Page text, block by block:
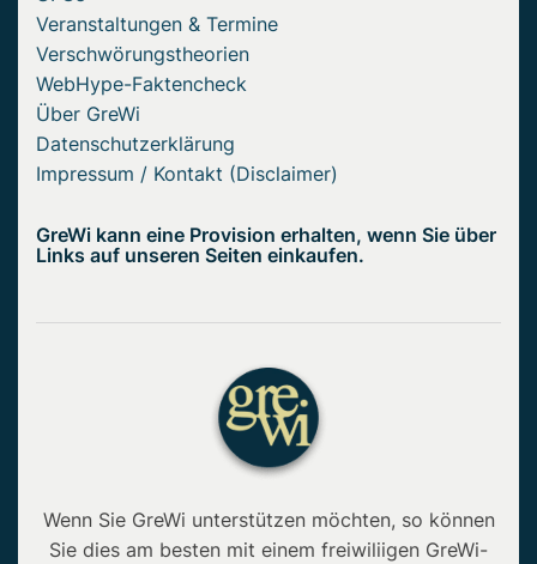
Veranstaltungen & Termine
Verschwörungstheorien
WebHype-Faktencheck
Über GreWi
Datenschutzerklärung
Impressum / Kontakt (Disclaimer)
GreWi kann eine Provision erhalten, wenn Sie über
Links auf unseren Seiten einkaufen.
Wenn Sie GreWi unterstützen möchten, so können
Sie dies am besten mit einem freiwiliigen GreWi-